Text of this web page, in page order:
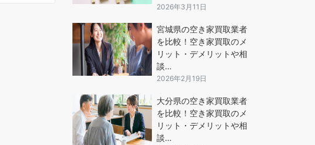
2026年3月11日
宮城県の空き家買取業者
を比較！空き家買取のメ
リット・デメリットや相
談…
2026年2月19日
大分県の空き家買取業者
を比較！空き家買取のメ
リット・デメリットや相
談…